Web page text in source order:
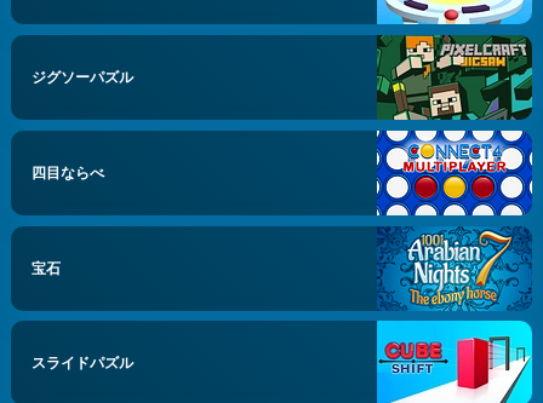
ジグソーパズル
四目ならべ
宝石
スライドパズル